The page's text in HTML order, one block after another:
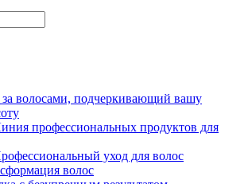
волосами, подчеркивающий вашу
профессиональных продуктов для
уход для волос
волос